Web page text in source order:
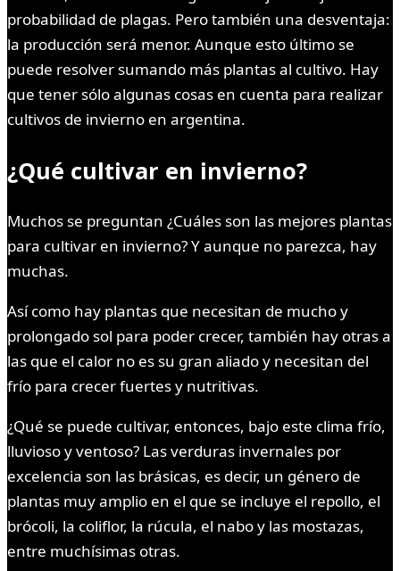
probabilidad de plagas. Pero también una desventaja:
la producción será menor. Aunque esto último se
puede resolver sumando más plantas al cultivo. Hay
que tener sólo algunas cosas en cuenta para realizar
cultivos de invierno en argentina.
¿Qué cultivar en invierno?
Muchos se preguntan ¿Cuáles son las mejores plantas
para cultivar en invierno? Y aunque no parezca, hay
muchas.
Así como hay plantas que necesitan de mucho y
prolongado sol para poder crecer, también hay otras a
las que el calor no es su gran aliado y necesitan del
frío para crecer fuertes y nutritivas.
¿Qué se puede cultivar, entonces, bajo este clima frío,
lluvioso y ventoso? Las verduras invernales por
excelencia son las brásicas, es decir, un género de
plantas muy amplio en el que se incluye el repollo, el
brócoli, la coliflor, la rúcula, el nabo y las mostazas,
entre muchísimas otras.